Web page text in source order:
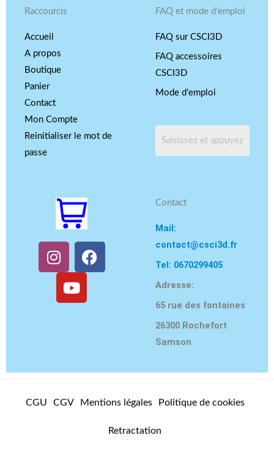
Raccourcis
Accueil
A propos
Boutique
Panier
Contact
Mon Compte
Reinitialiser le mot de
passe
FAQ et mode d'emploi
FAQ sur CSCI3D
FAQ accessoires
CSCI3D
Mode d'emploi
I
n
s
m
F
a
Y
u
t
Contact
Mail:
contact@csci3d.fr
Tel: 0670299405
Adresse:
65 rue des fontaines
26300 Rochefort
Samson
CGU CGV Mentions légales Politique de cookies
Retractation